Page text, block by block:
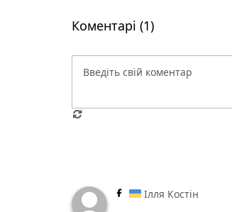
Коментарі (1)
Ілля Костін